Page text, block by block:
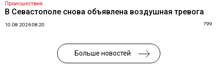
Происшествия
В Севастополе снова объявлена воздушная тревога
10.08.2026 08:20 799
Больше новостей